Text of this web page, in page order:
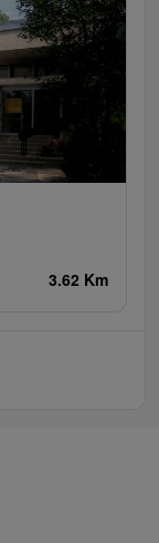
3.62 Km